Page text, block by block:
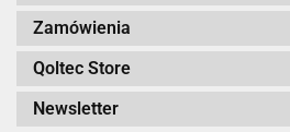
Zamówienia
Qoltec Store
Newsletter